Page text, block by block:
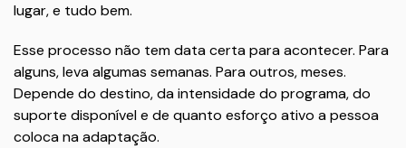
lugar, e tudo bem.
Esse processo não tem data certa para acontecer. Para
alguns, leva algumas semanas. Para outros, meses.
Depende do destino, da intensidade do programa, do
suporte disponível e de quanto esforço ativo a pessoa
coloca na adaptação.